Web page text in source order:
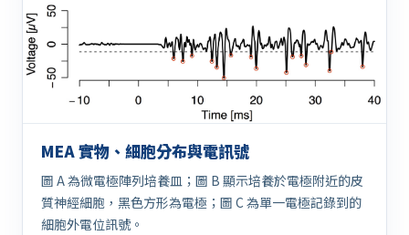
MEA 實物、細胞分布與電訊號
圖 A 為微電極陣列培養皿；圖 B 顯示培養於電極附近的皮
質神經細胞，黑色方形為電極；圖 C 為單一電極記錄到的
細胞外電位訊號。